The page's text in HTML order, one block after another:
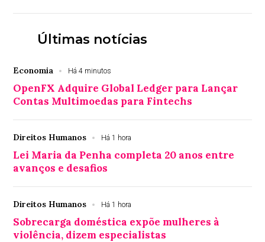
Últimas notícias
Economia Há 4 minutos
OpenFX Adquire Global Ledger para Lançar
Contas Multimoedas para Fintechs
Direitos Humanos Há 1 hora
Lei Maria da Penha completa 20 anos entre
avanços e desafios
Direitos Humanos Há 1 hora
Sobrecarga doméstica expõe mulheres à
violência, dizem especialistas